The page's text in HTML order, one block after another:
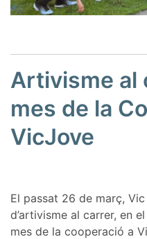
Artivisme al
mes de la
VicJove
El passat 26 de març,
d’artivisme al carrer, en
mes de la cooperació a